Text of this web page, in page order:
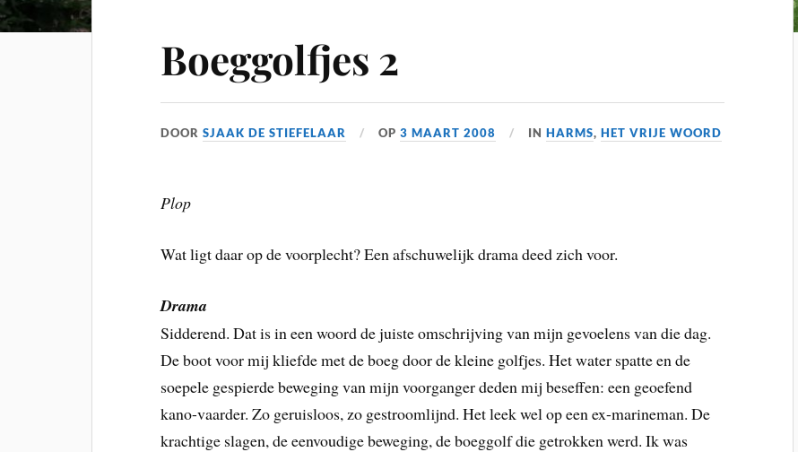
Boeggolfjes 2
DOORSJAAK DE STIEFELAAR OP3 MAART 2008 INHARMS,HET VRIJE WOORD
Plop
Wat ligt daar op de voorplecht? Een afschuwelijk drama deed zich voor.
Drama
Sidderend. Dat is in een woord de juiste omschrijving van mijn gevoelens van die dag.
De boot voor mij kliefde met de boeg door de kleine golfjes. Het water spatte en de
soepele gespierde beweging van mijn voorganger deden mij beseffen: een geoefend
kano-vaarder. Zo geruisloos, zo gestroomlijnd. Het leek wel op een ex-marineman. De
krachtige slagen, de eenvoudige beweging, de boeggolf die getrokken werd. Ik was